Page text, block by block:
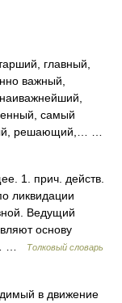
главный,
важный,
самый
решающий,… …
1. прич. действ.
ликвидации
Ведущий
основу
…
Толковый словарь
в движение